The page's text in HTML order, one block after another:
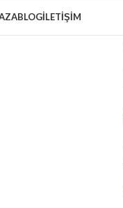
BLOGİLETIŞIM